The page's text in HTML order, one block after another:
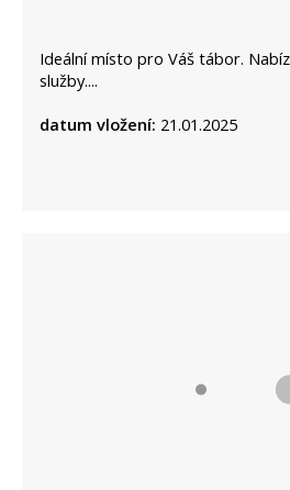
Ideální místo pro Váš tábor.
služby....
datum vložení: 21.01.2025